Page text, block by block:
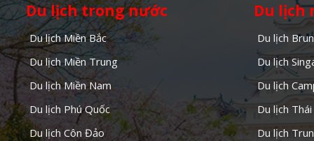
Du lịch trong nước
Du lịch Miền Bắc
Du lịch Miền Trung
Du lịch Miền Nam
Du lịch Phú Quốc
Du lịch Côn Đảo
Du lịch
Du lịch
Du lịch
Du lịch
Du lịch Thái
Du lịch